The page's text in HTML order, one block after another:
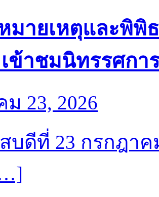
มายเหตุและพิ
ข้าชมนิทรรศกา
23, 2026
บดีที่ 23 กรกฎาค